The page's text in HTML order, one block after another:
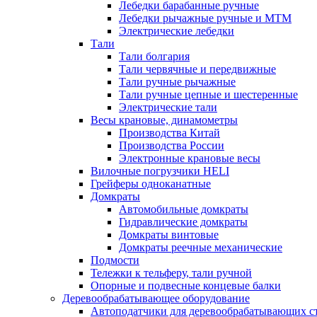
Лебедки барабанные ручные
Лебедки рычажные ручные и МТМ
Электрические лебедки
Тали
Тали болгария
Тали червячные и передвижные
Тали ручные рычажные
Тали ручные цепные и шестеренные
Электрические тали
Весы крановые, динамометры
Производства Китай
Производства России
Электронные крановые весы
Вилочные погрузчики HELI
Грейферы одноканатные
Домкраты
Автомобильные домкраты
Гидравлические домкраты
Домкраты винтовые
Домкраты реечные механические
Подмости
Тележки к тельферу, тали ручной
Опорные и подвесные концевые балки
Деревообрабатывающее оборудование
Автоподатчики для деревообрабатывающих